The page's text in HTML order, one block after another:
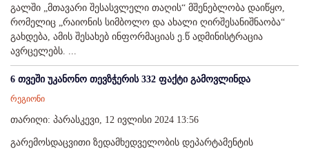
გალში „მთავარი შესასვლელი თაღის“ მშენებლობა დაიწყო,
რომელიც „რაიონის სიმბოლო და ახალი ღირშესანიშნაობა“
გახდება, ამის შესახებ ინფორმაციას ე.წ ადმინისტრაცია
ავრცელებს. ...
6 თვეში უკანონო თევზჭერის 332 ფაქტი გამოვლინდა
რეგიონი
თარიღი: პარასკევი, 12 ივლისი 2024 13:56
გარემოსდაცვითი ზედამხედველობის დეპარტამენტის